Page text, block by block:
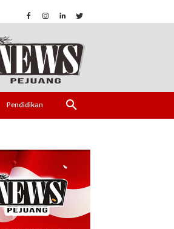
Pendidikan